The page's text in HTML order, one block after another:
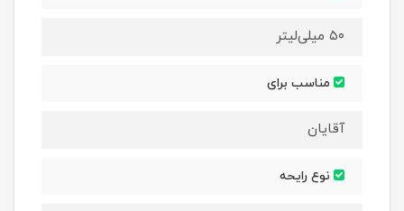
۵۰ میلی‌لیتر
مناسب برای
آقایان
نوع رایحه